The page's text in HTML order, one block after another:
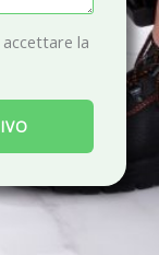
la